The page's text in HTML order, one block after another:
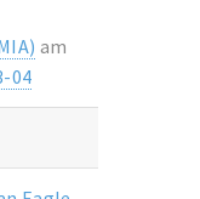
am
04